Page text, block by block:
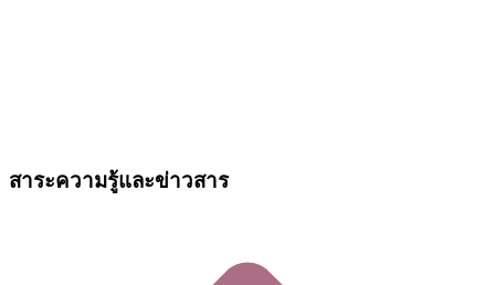
สาระความรู้และข่าวสาร